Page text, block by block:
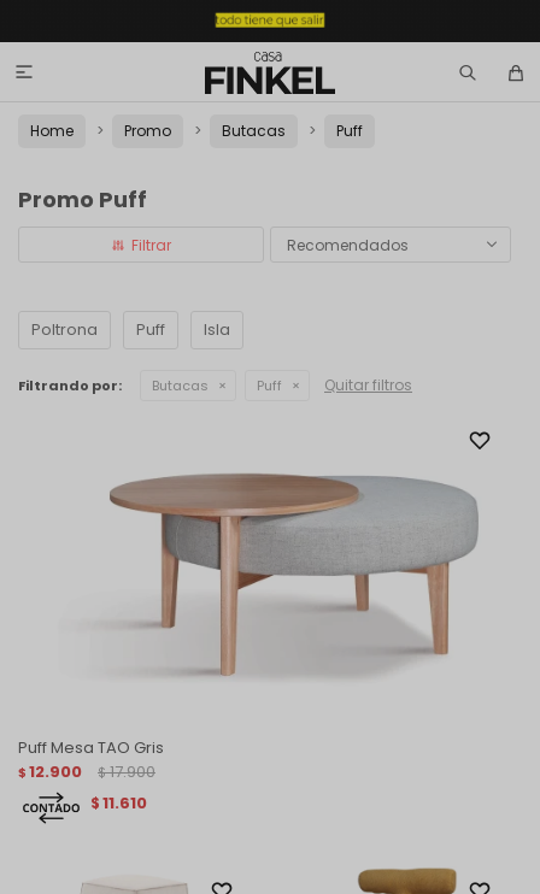

Home Promo Butacas Puff
Promo Puff
Recomendados
Poltrona Puff Isla
Filtrando por: Butacas Puff Quitar filtros
Puff Mesa TAO Gris
$ 12.900 $ 17.900
$11.610